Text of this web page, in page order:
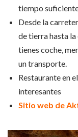
tiempo
Desde la
de tierra hasta la
tienes coche,
un transporte.
Restaurante en
interesantes
Sitio web de